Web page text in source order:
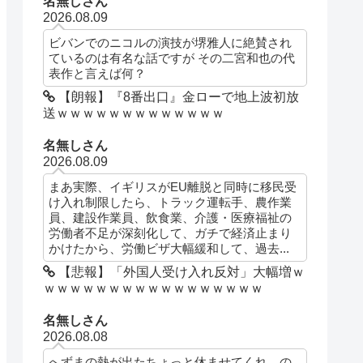
2026.08.09
ビバンでのニコルの演技が堺雅人に絶賛され
ているのは有名な話ですが その二宮和也の代
表作と言えば何？
【朗報】『8番出口』金ローで地上波初放
送ｗｗｗｗｗｗｗｗｗｗｗｗｗ
名無しさん
2026.08.09
まあ実際、イギリスがEU離脱と同時に移民受
け入れ制限したら、トラック運転手、農作業
員、建設作業員、飲食業、介護・医療福祉の
労働者不足が深刻化して、ガチで経済止まり
かけたから、労働ビザ大幅緩和して、過去...
【悲報】「外国人受け入れ反対」大幅増ｗ
ｗｗｗｗｗｗｗｗｗｗｗｗｗｗｗｗｗ
名無しさん
2026.08.08